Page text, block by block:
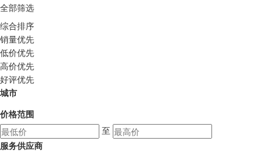
全部筛选
综合排序
销量优先
低价优先
高价优先
好评优先
城市
价格范围
至
服务供应商